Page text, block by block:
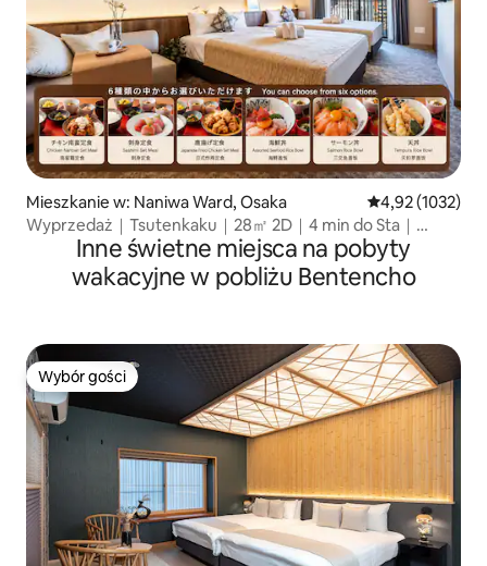
Mieszkanie w: Naniwa Ward, Osaka Średnia ocena:
4,92 (1032)
Wyprzedaż｜Tsutenkaku｜28㎡ 2D｜4 min do Sta｜
Dotonbori Namba
Inne świetne miejsca na pobyty
wakacyjne w pobliżu Bentencho
Wybór gości
Wybór gości